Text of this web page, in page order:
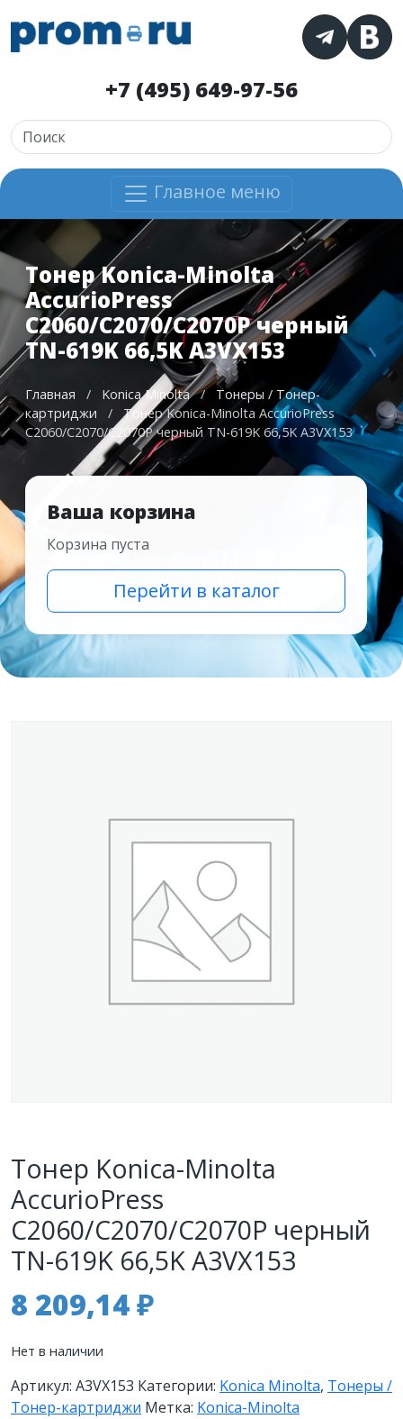
+7 (495) 649-97-56
Главное меню
Тонер Konica-Minolta
AccurioPress
C2060/C2070/C2070P черный
TN-619K 66,5K A3VX153
Главная / Konica Minolta /
Тонеры / Тонер-
картриджи
/
Тонер Konica-Minolta AccurioPress
C2060/C2070/C2070P черный TN-619K 66,5K A3VX153
Ваша корзина
Корзина пуста
Перейти в каталог
Тонер Konica-Minolta
AccurioPress
C2060/C2070/C2070P черный
TN-619K 66,5K A3VX153
8 209,14₽
Нет в наличии
Артикул: A3VX153 Категории: Konica Minolta, Тонеры /
Тонер-картриджи Метка: Konica-Minolta